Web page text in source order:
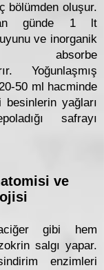
bölümden oluşur.
günde 1 lt
ve inorganik
absorbe
Yoğunlaşmış
50 ml hacminde
besinlerin yağları
safrayı
ve
gibi hem
salgı yapar.
enzimleri